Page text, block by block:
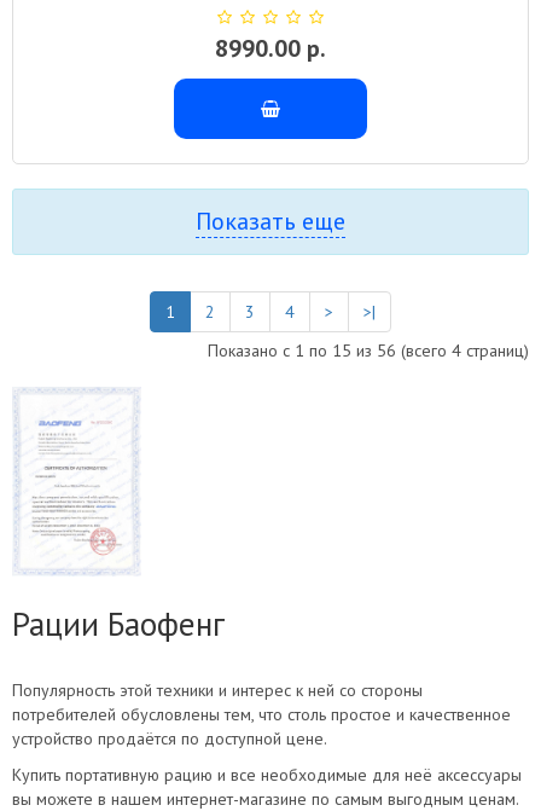
8990.00 р.
Показать еще
1 2 3 4 >
>|
Показано с 1 по 15 из 56 (всего 4 страниц)
Рации Баофенг
Популярность этой техники и интерес к ней со стороны
потребителей обусловлены тем, что столь простое и качественное
устройство продаётся по доступной цене.
Купить портативную рацию и все необходимые для неё аксессуары
вы можете в нашем интернет-магазине по самым выгодным ценам.